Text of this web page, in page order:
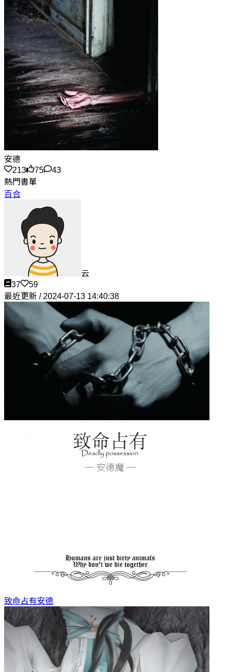
安德
213
75
43
熱門書單
百合
云
37
59
最近更新 / 2024-07-13 14:40:38
致命占有安德